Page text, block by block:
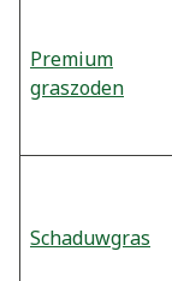
Premium
graszoden
Schaduwgras